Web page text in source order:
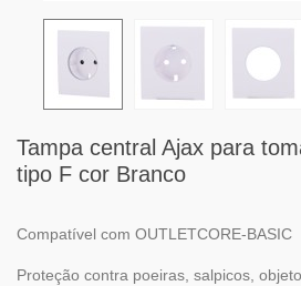
Tampa central Ajax para
tipo F cor Branco
Compatível com OUTLETCORE-BASIC
Proteção contra poeiras, salpicos,